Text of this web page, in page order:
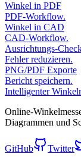
Winkel in PDF
PDF-Workflow.
Winkel in CAD
CAD-Workflow.
Ausrichtungs-
Fehler reduzieren.
PNG/PDF Exporte
Bericht speichern.
Intelligenter
Online-
Diagrammen und
GitHub Twitter